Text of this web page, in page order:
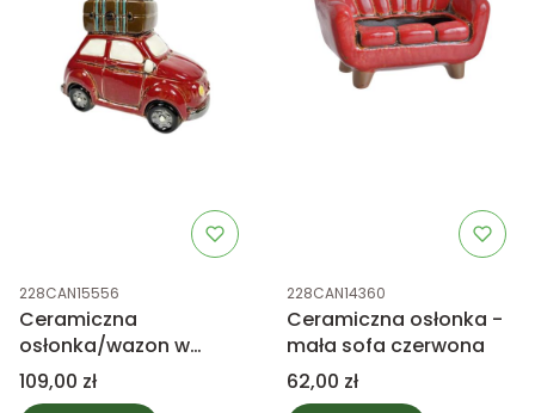
Kod produktu
228CAN15556
Ceramiczna
osłonka/wazon w
kształcie samochodu z
walizkami na dachu
Cena
109,00 zł
Kod produktu
228CAN14360
Ceramiczna osłonka -
mała sofa czerwona
Cena
62,00 zł